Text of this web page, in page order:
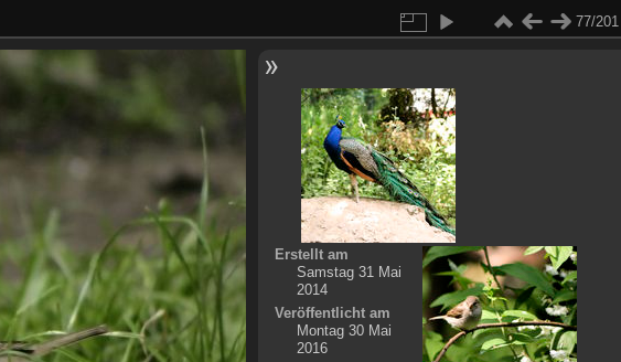
77/201
Erstellt am
Samstag 31 Mai
2014
Veröffentlicht am
Montag 30 Mai
2016